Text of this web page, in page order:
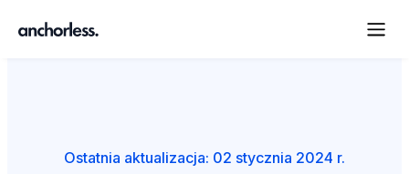
Ostatnia aktualizacja: 02 stycznia 2024 r.